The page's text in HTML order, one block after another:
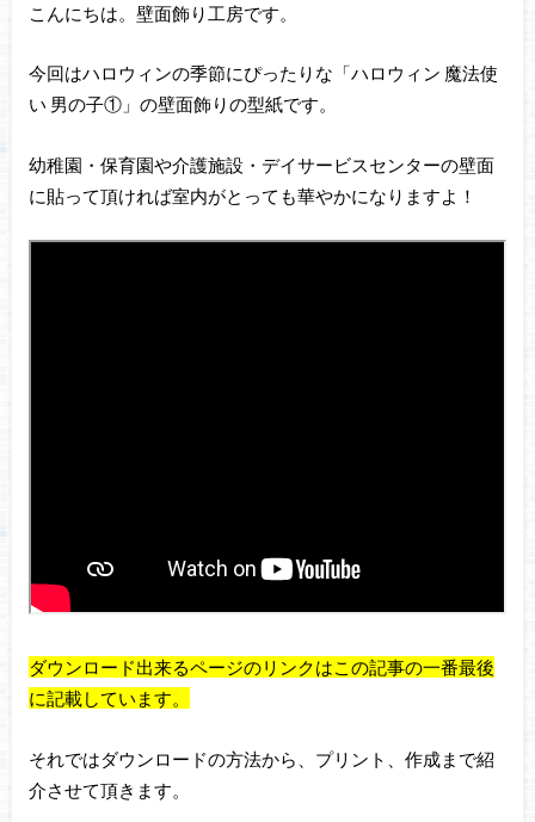
こんにちは。壁面飾り工房です。
今回はハロウィンの季節にぴったりな「ハロウィン 魔法使
い 男の子①」の壁面飾りの型紙です。
幼稚園・保育園や介護施設・デイサービスセンターの壁面
に貼って頂ければ室内がとっても華やかになりますよ！
ダウンロード出来るページのリンクはこの記事の一番最後
に記載しています。
それではダウンロードの方法から、プリント、作成まで紹
介させて頂きます。